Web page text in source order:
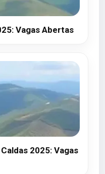
Vagas Abertas
2025: Vagas